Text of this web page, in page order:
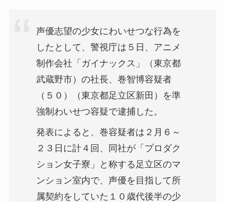
声優志望の少女にわいせつな行為を
したとして、警視庁は５日、アニメ
制作会社「ガイナックス」（東京都
武蔵野市）の社長、巻智博容疑者
（５０）（東京都足立区新田）を準
強制わいせつ容疑で逮捕した。
発表によると、巻容疑者は２月６～
２３日に計４回、同社が「プロダク
ション女子寮」と称する足立区のマ
ンション室内で、声優を目指して所
属契約をしていた１０歳代後半の少